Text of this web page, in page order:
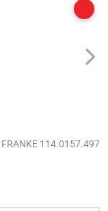
FRANKE 114.0157.497